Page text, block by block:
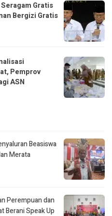
Gratis
Bergizi Gratis
Pemprov
ASN
Beasiswa
Merata
Perempuan dan
Berani Speak Up